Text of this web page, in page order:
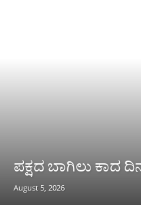
ಪಕ್ಷದ ಬಾಗಿಲು ಕಾದ
August 5, 2026